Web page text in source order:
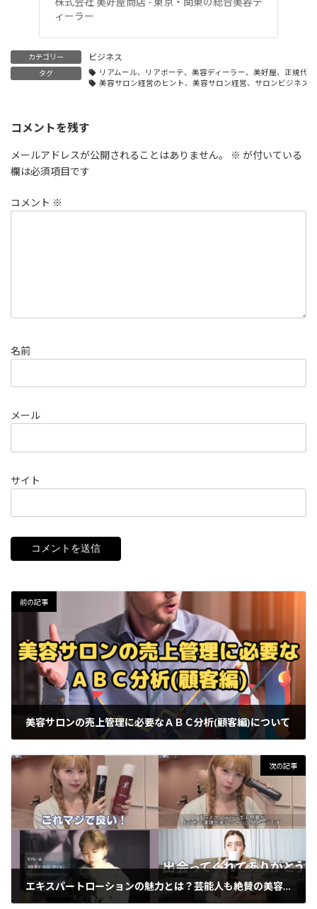
ィーラー
カテゴリー ビジネス
タグ
リアムール、リアボーテ、美容ディーラー、美好屋、正規代
美容サロン経営のヒント、美容サロン経営、サロンビジネス
コメントを残す
メールアドレスが公開されることはありません。 ※ が付いている
欄は必須項目です
コメント ※
名前
メール
サイト
前の記事
美容サロンの売上管理に必要なＡＢＣ分析(顧客編)について
次の記事
エキスパートローションの魅力とは？芸能人も絶賛の美容アイテム！SNSでも話題！